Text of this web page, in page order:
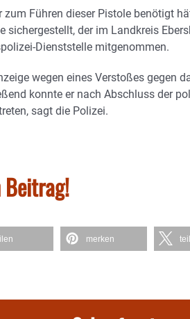
zum Führen dieser Pistole benötigt
sichergestellt, der im Landkreis
Dienststelle mitgenommen.
wegen eines Verstoßes gegen
konnte er nach Abschluss der
sagt die Polizei.
Beitrag!
merken